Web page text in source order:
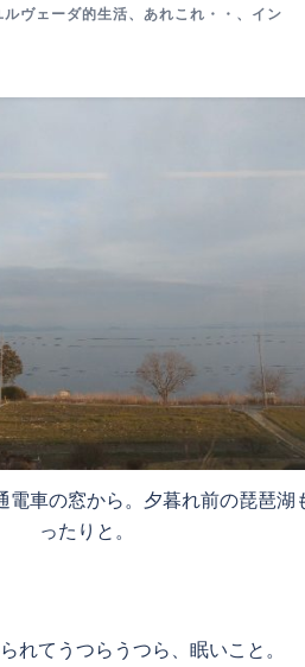
ルヴェーダ的生活、 あれこれ・・ 、 イン
電車の窓から。夕暮れ前の琵琶湖
ったりと。
れてうつらうつら、眠いこと。